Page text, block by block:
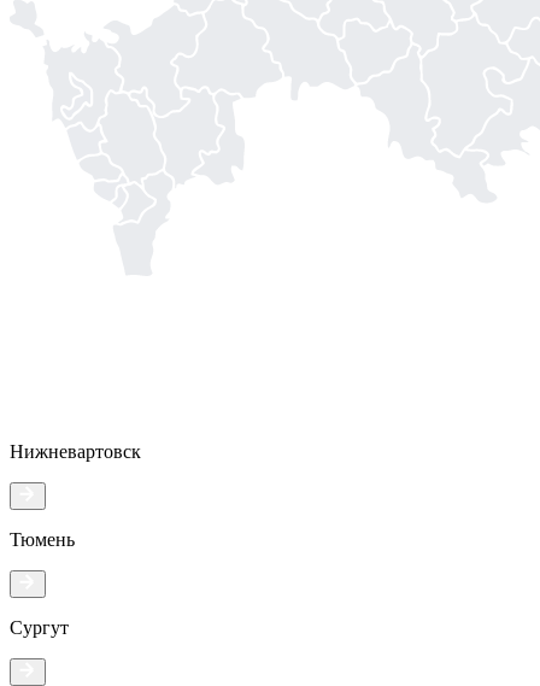
Нижневартовск
Тюмень
Сургут